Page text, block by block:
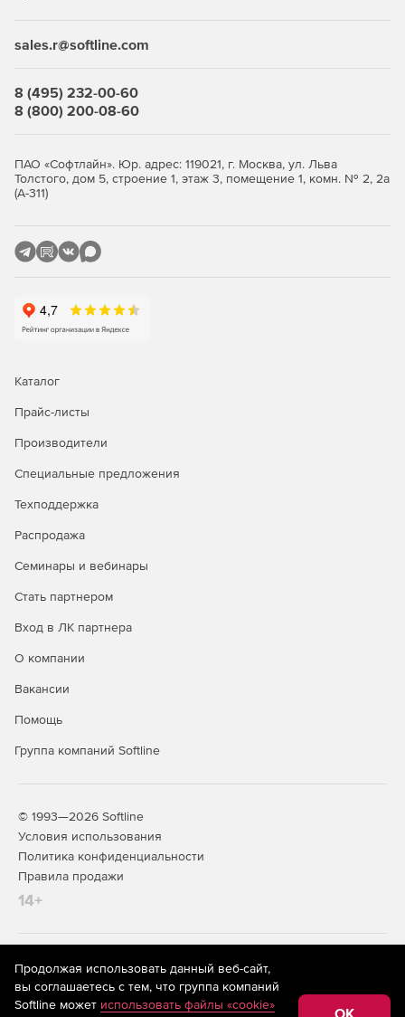
sales.r@softline.com
8 (495) 232-00-60
8 (800) 200-08-60
ПАО «Софтлайн». Юр. адрес: 119021, г. Москва, ул. Льва
Толстого, дом 5, строение 1, этаж 3, помещение 1, комн. № 2, 2а
(А-311)
Каталог
Прайс-листы
Производители
Специальные предложения
Техподдержка
Распродажа
Семинары и вебинары
Стать партнером
Вход в ЛК партнера
О компании
Вакансии
Помощь
Группа компаний Softline
© 1993—2026 Softline
Условия использования
Политика конфиденциальности
Правила продажи
14+
На информационном ресурсе store.softline.ru применяются
рекомендательные технологии
(информационные технологии
предоставления информации на основе сбора,
систематизации и анализа сведений, относящихся к
Продолжая использовать данный веб-сайт,
вы соглашаетесь с тем, что группа компаний
Softline может использовать файлы «cookie»
OK